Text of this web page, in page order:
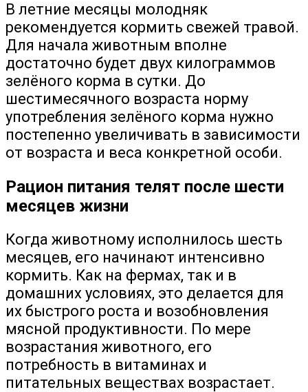
В летние месяцы молодняк
рекомендуется кормить свежей травой.
Для начала животным вполне
достаточно будет двух килограммов
зелёного корма в сутки. До
шестимесячного возраста норму
употребления зелёного корма нужно
постепенно увеличивать в зависимости
от возраста и веса конкретной особи.
Рацион питания телят после шести
месяцев жизни
Когда животному исполнилось шесть
месяцев, его начинают интенсивно
кормить. Как на фермах, так и в
домашних условиях, это делается для
их быстрого роста и возобновления
мясной продуктивности. По мере
возрастания животного, его
потребность в витаминах и
питательных веществах возрастает.